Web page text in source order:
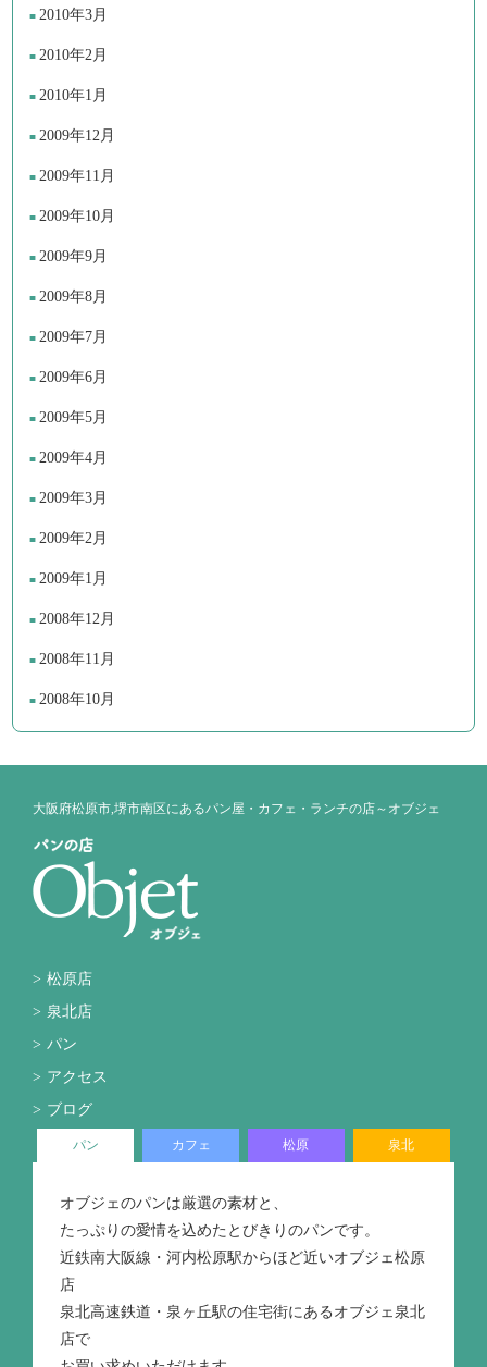
2010年3月
2010年2月
2010年1月
2009年12月
2009年11月
2009年10月
2009年9月
2009年8月
2009年7月
2009年6月
2009年5月
2009年4月
2009年3月
2009年2月
2009年1月
2008年12月
2008年11月
2008年10月
大阪府松原市,堺市南区にあるパン屋・カフェ・ランチの店～オブジェ
松原店
泉北店
パン
アクセス
ブログ
パン カフェ 松原 泉北
オブジェのパンは厳選の素材と、
たっぷりの愛情を込めたとびきりのパンです。
近鉄南大阪線・河内松原駅からほど近いオブジェ松原
店
泉北高速鉄道・泉ヶ丘駅の住宅街にあるオブジェ泉北
店で